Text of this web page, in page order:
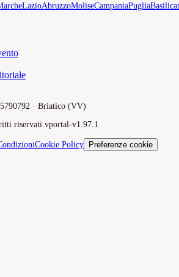
LazioAbruzzoMoliseCampaniaPuglia
· Briatico (VV)
riservati.vportal-v1.97.1
Cookie Policy Preferenze cookie